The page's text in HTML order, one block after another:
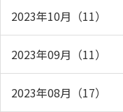
2023年10月（11）
2023年09月（11）
2023年08月（17）